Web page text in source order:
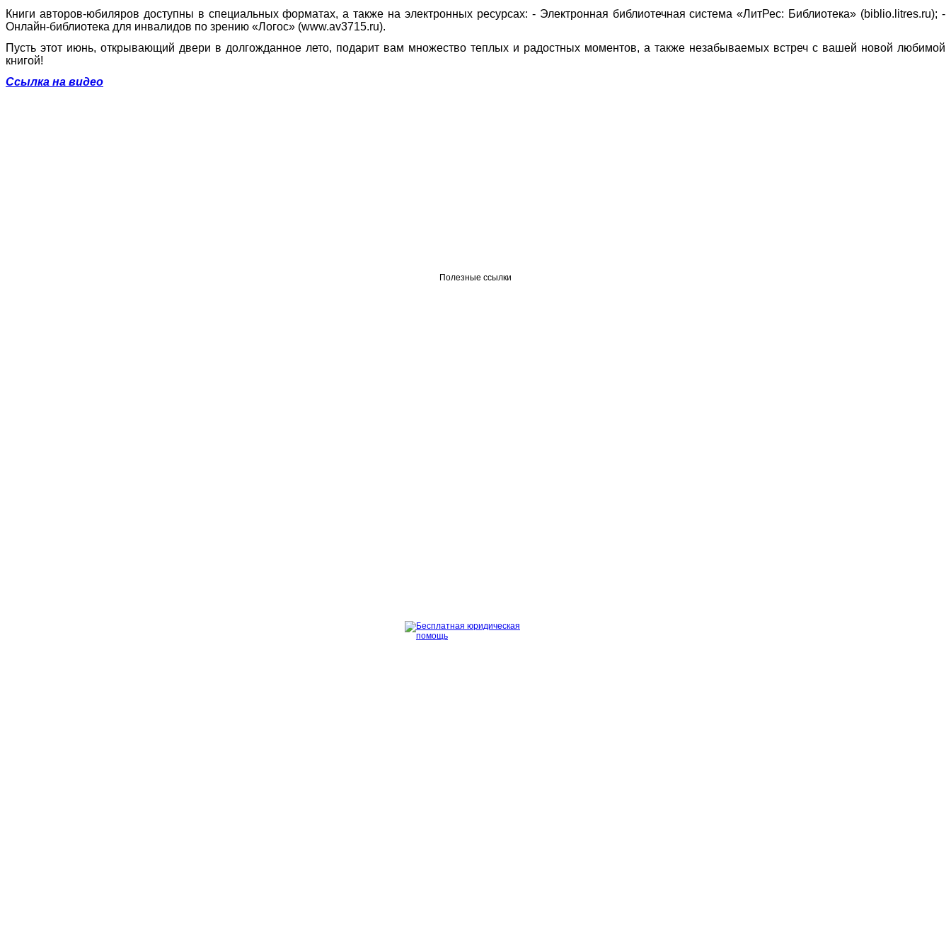
Книги авторов-юбиляров доступны в специальных форматах, а также на электронных ресурсах: - Электронная библиотечная система «ЛитРес: Библиотека» (biblio.litres.ru); -
Онлайн-библиотека для инвалидов по зрению «Логос» (www.av3715.ru).
Пусть этот июнь, открывающий двери в долгожданное лето, подарит вам множество теплых и радостных моментов, а также незабываемых встреч с вашей новой любимой
книгой!
Ссылка на видео
Полезные ссылки